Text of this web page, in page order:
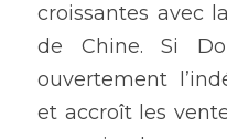
croissantes avec
de Chine. Si
ouvertement
et accroît les